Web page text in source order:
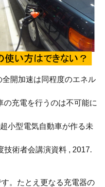
開加速は同程度のエネル
の充電を行うのは不可能に
小型電気自動車が作る未
技術者会講演資料 , 2017.
。たとえ更なる充電器の